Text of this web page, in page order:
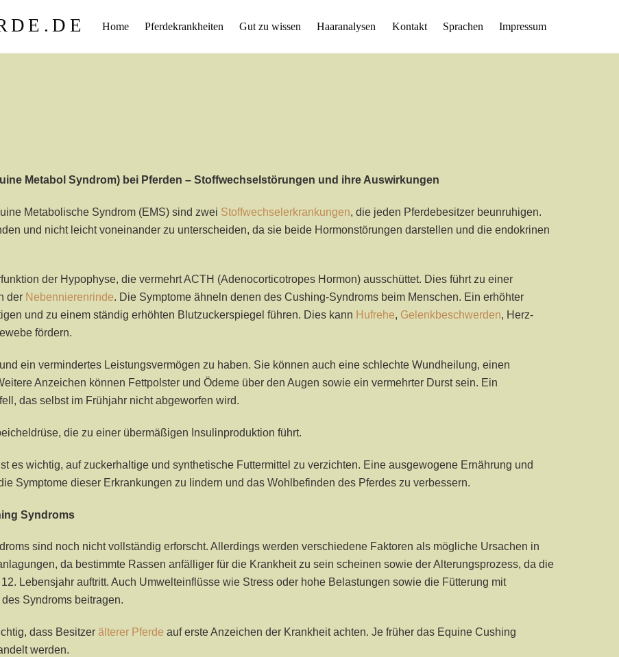
Home Pferdekrankheiten Gut zu wissen Haaranalysen Kontakt Sprachen Impressum
Metabol Syndrom) bei Pferden – Stoffwechselstörungen und ihre Auswirkungen
Metabolische Syndrom (EMS) sind zwei Stoffwechselerkrankungen, die jeden Pferdebesitzer beunruhigen.
und nicht leicht voneinander zu unterscheiden, da sie beide Hormonstörungen darstellen und die endokrinen
der Hypophyse, die vermehrt ACTH (Adenocorticotropes Hormon) ausschüttet. Dies führt zu einer
der Nebennierenrinde. Die Symptome ähneln denen des Cushing-Syndroms beim Menschen. Ein erhöhter
und zu einem ständig erhöhten Blutzuckerspiegel führen. Dies kann Hufrehe, Gelenkbeschwerden, Herz-
fördern.
ein vermindertes Leistungsvermögen zu haben. Sie können auch eine schlechte Wundheilung, einen
Anzeichen können Fettpolster und Ödeme über den Augen sowie ein vermehrter Durst sein. Ein
das selbst im Frühjahr nicht abgeworfen wird.
die zu einer übermäßigen Insulinproduktion führt.
es wichtig, auf zuckerhaltige und synthetische Futtermittel zu verzichten. Eine ausgewogene Ernährung und
Symptome dieser Erkrankungen zu lindern und das Wohlbefinden des Pferdes zu verbessern.
Syndroms
sind noch nicht vollständig erforscht. Allerdings werden verschiedene Faktoren als mögliche Ursachen in
da bestimmte Rassen anfälliger für die Krankheit zu sein scheinen sowie der Alterungsprozess, da die
Lebensjahr auftritt. Auch Umwelteinflüsse wie Stress oder hohe Belastungen sowie die Fütterung mit
Syndroms beitragen.
dass Besitzer älterer Pferde auf erste Anzeichen der Krankheit achten. Je früher das Equine Cushing
werden.